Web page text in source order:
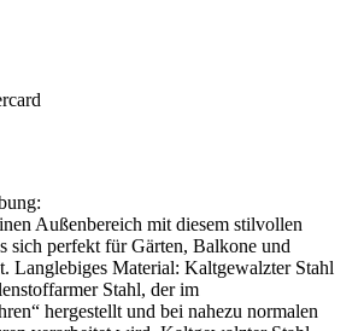
Außenbereich mit diesem stilvollen
sich perfekt für Gärten, Balkone und
Langlebiges Material: Kaltgewalzter Stahl
Stahl, der im
hergestellt und bei nahezu normalen